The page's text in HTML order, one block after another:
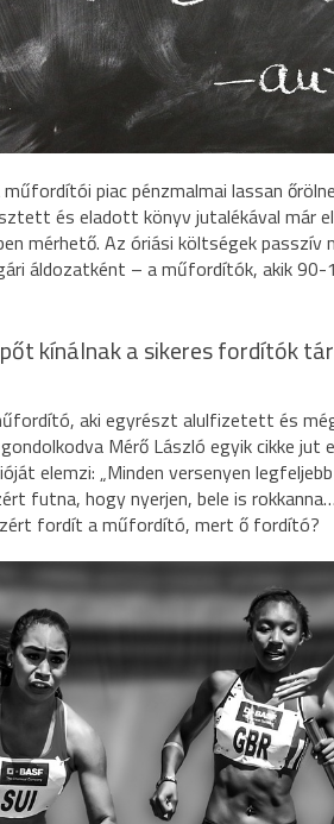
piac pénzmalmai lassan
és eladott könyv jutalékával már
mérhető. Az óriási költségek passzív
áldozatként – a műfordítók, akik 90-
kínálnak a sikeres fordítók
aki egyrészt alulfizetett és
Mérő László egyik cikke jut
elemzi: „Minden versenyen
futna, hogy nyerjen, bele is
fordít a műfordító, mert ő fordító?